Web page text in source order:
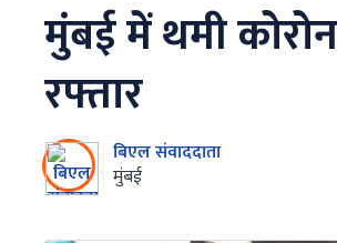
मुंबई में थमी
रफ्तार
बिएल संवाददाता
मुंबई